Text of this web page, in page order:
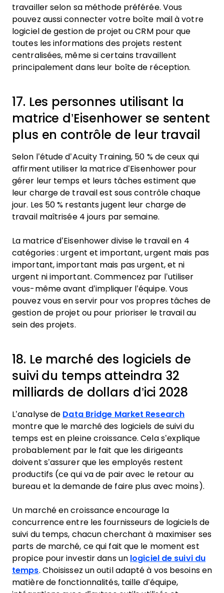
travailler selon sa méthode préférée. Vous
pouvez aussi connecter votre boîte mail à votre
logiciel de gestion de projet ou CRM pour que
toutes les informations des projets restent
centralisées, même si certains travaillent
principalement dans leur boîte de réception.
17. Les personnes utilisant la
matrice d’Eisenhower se sentent
plus en contrôle de leur travail
Selon l’étude d’Acuity Training, 50 % de ceux qui
affirment utiliser la matrice d’Eisenhower pour
gérer leur temps et leurs tâches estiment que
leur charge de travail est sous contrôle chaque
jour. Les 50 % restants jugent leur charge de
travail maîtrisée 4 jours par semaine.
La matrice d’Eisenhower divise le travail en 4
catégories : urgent et important, urgent mais pas
important, important mais pas urgent, et ni
urgent ni important. Commencez par l’utiliser
vous-même avant d’impliquer l’équipe. Vous
pouvez vous en servir pour vos propres tâches de
gestion de projet ou pour prioriser le travail au
sein des projets.
18. Le marché des logiciels de
suivi du temps atteindra 32
milliards de dollars d’ici 2028
L’analyse de Data Bridge Market Research
montre que le marché des logiciels de suivi du
temps est en pleine croissance. Cela s’explique
probablement par le fait que les dirigeants
doivent s’assurer que les employés restent
productifs (ce qui va de pair avec le retour au
bureau et la demande de faire plus avec moins).
Un marché en croissance encourage la
concurrence entre les fournisseurs de logiciels de
suivi du temps, chacun cherchant à maximiser ses
parts de marché, ce qui fait que le moment est
propice pour investir dans un logiciel de suivi du
temps. Choisissez un outil adapté à vos besoins en
matière de fonctionnalités, taille d’équipe,